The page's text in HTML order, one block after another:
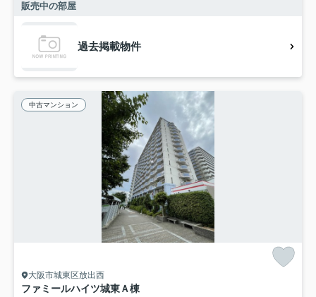
販売中の部屋
過去掲載物件
中古マンション
大阪市城東区放出西
ファミールハイツ城東Ａ棟